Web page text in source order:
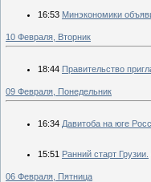
16:53 Минэкономики
10 Февраля, Вторник
18:44 Правительство
09 Февраля, Понедельник
16:34 Давитоба на юге
15:51 Ранний старт Грузии.
06 Февраля, Пятница